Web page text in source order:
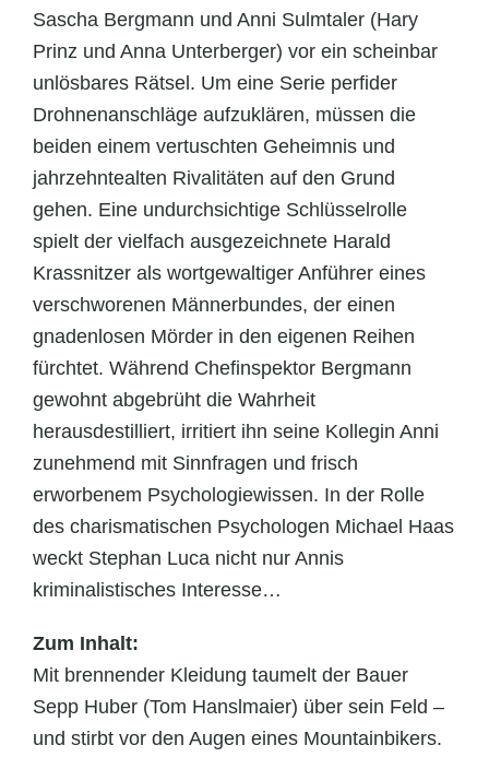
Sascha Bergmann und Anni Sulmtaler (Hary
Prinz und Anna Unterberger) vor ein scheinbar
unlösbares Rätsel. Um eine Serie perfider
Drohnenanschläge aufzuklären, müssen die
beiden einem vertuschten Geheimnis und
jahrzehntealten Rivalitäten auf den Grund
gehen. Eine undurchsichtige Schlüsselrolle
spielt der vielfach ausgezeichnete Harald
Krassnitzer als wortgewaltiger Anführer eines
verschworenen Männerbundes, der einen
gnadenlosen Mörder in den eigenen Reihen
fürchtet. Während Chefinspektor Bergmann
gewohnt abgebrüht die Wahrheit
herausdestilliert, irritiert ihn seine Kollegin Anni
zunehmend mit Sinnfragen und frisch
erworbenem Psychologiewissen. In der Rolle
des charismatischen Psychologen Michael Haas
weckt Stephan Luca nicht nur Annis
kriminalistisches Interesse…
Zum Inhalt:
Mit brennender Kleidung taumelt der Bauer
Sepp Huber (Tom Hanslmaier) über sein Feld –
und stirbt vor den Augen eines Mountainbikers.